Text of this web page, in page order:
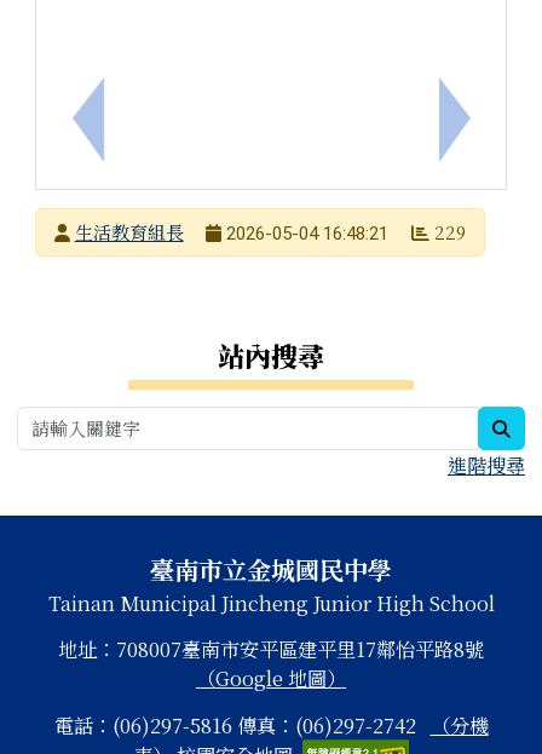
上一筆：114學年度第二學期第8週生活教育競賽成績
下一筆：
發布者生活教育組長
2026-05-04 16:48:21 229
站內搜尋
進階搜尋
頁尾區域內容臺南市立金城國民中學
Tainan Municipal Jincheng Junior High School
地址：708007臺南市安平區建平里17鄰怡平路8號
（Google 地圖）
電話：(06)297-5816 傳真：(06)297-2742
（分機